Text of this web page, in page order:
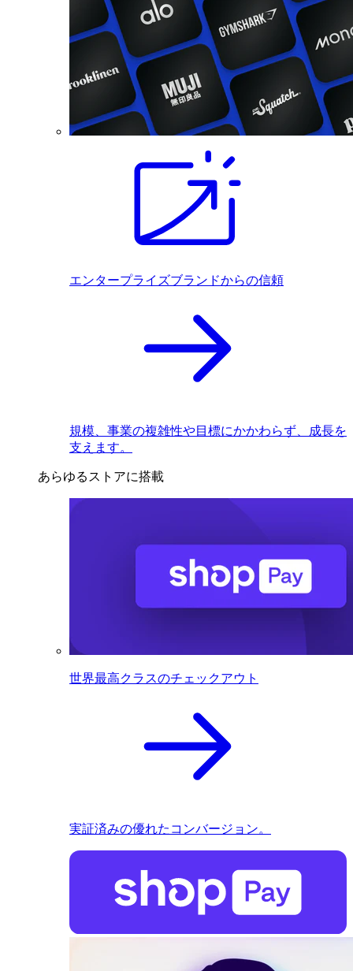
エンタープライズブランドからの信頼
規模、事業の複雑性や目標にかかわらず、成長を
支えます。
あらゆるストアに搭載
世界最高クラスのチェックアウト
実証済みの優れたコンバージョン。